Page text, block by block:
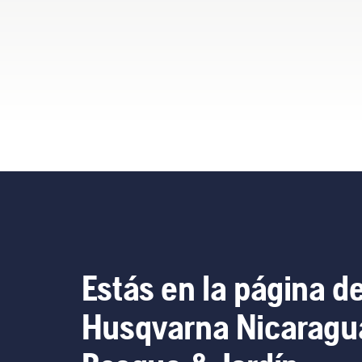
Estás en la página
Husqvarna